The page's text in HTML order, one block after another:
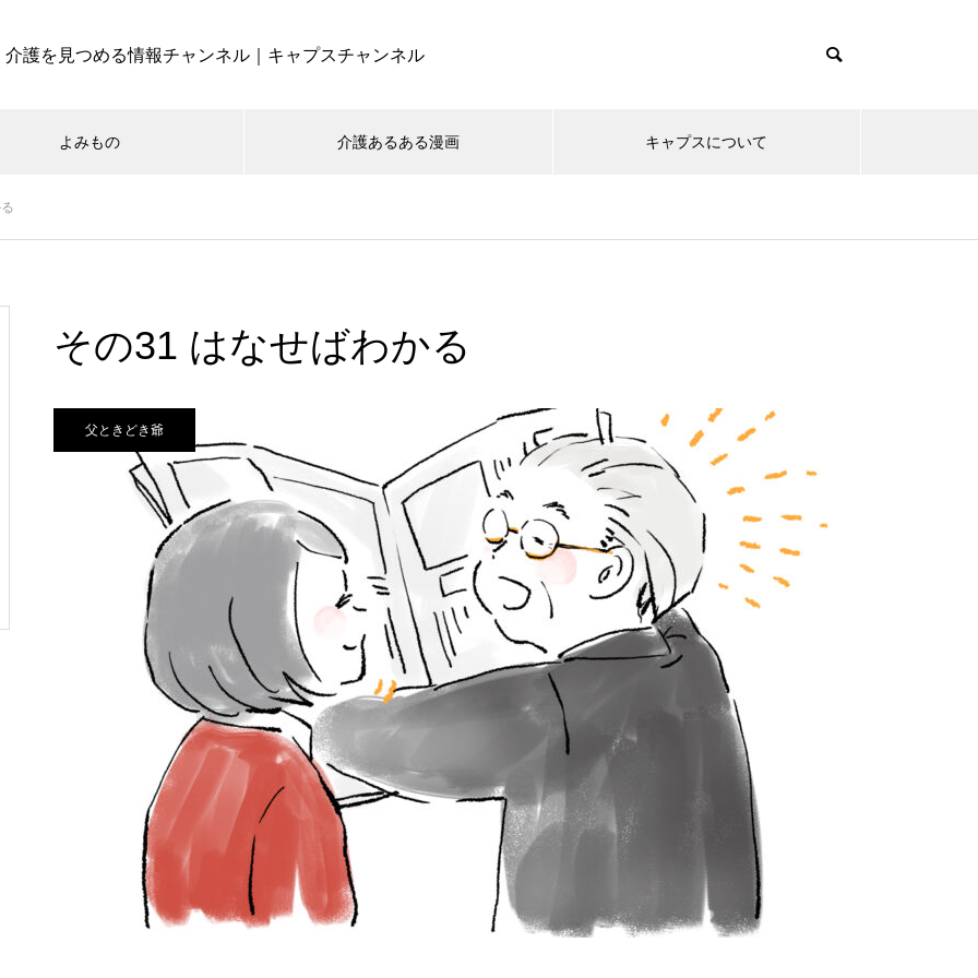
介護を見つめる情報チャンネル｜キャプスチャンネル
よみもの 介護あるある漫画 キャプスについて
その31 はなせばわかる
父ときどき爺